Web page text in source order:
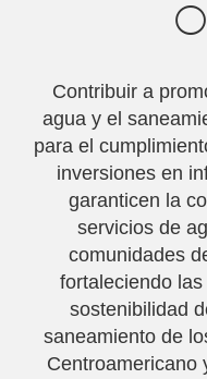
Contribuir a
agua y el
para el
inversiones en
garanticen la
servicios de
comunidades
fortaleciendo
sostenibilidad
saneamiento de
Centroamericano